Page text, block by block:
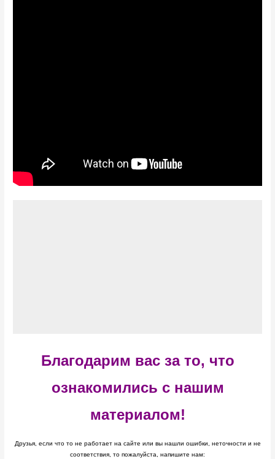
Благодарим вас за то, что
ознакомились с нашим
материалом!
Друзья, если что то не работает на сайте или вы нашли ошибки, неточности и не
соответствия, то пожалуйста, напишите нам: